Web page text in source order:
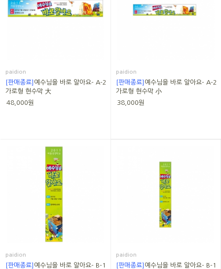
paidion
[판매종료] 예수님을 바로 알아요- A-2
가로형 현수막 大
48,000원
paidion
[판매종료] 예수님을 바로 알아요- A-2
가로형 현수막 小
38,000원
paidion
[판매종료] 예수님을 바로 알아요- B-1
paidion
[판매종료] 예수님을 바로 알아요- B-1